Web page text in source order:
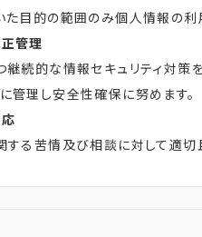
た目的の範囲のみ個人情報の利
管理
続的な情報セキュリティ対策
管理し安全性確保に努めます。
する苦情及び相談に対して適切